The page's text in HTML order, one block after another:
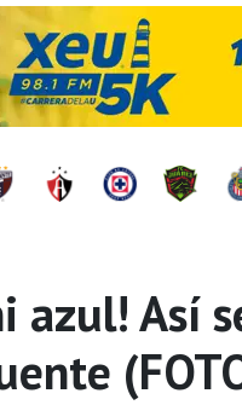
azul! Así